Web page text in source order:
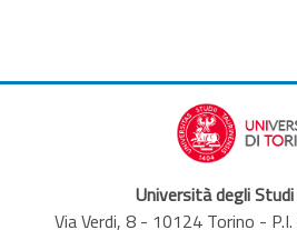
Università degli
Via Verdi, 8 - 10124 Torino -